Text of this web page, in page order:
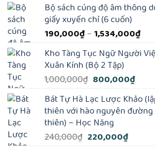
là:
290,000₫.
tại
là:
Bộ sách cúng độ âm thông
giấy xuyến chỉ (6 cuốn)
190,000₫– 1,534,000₫
từ
Kho Tàng Tục Ngữ Người
Xuân Kính (Bộ 2 Tập)
1,000,000₫ Giá
là:
1,000,000₫.
800,000₫Giá
tại
là:
Bát Tự Hà Lạc Lược Khảo
thiên với hào nguyên đường
thiên) – Học Năng
240,000₫ Giá
220,000₫Giá